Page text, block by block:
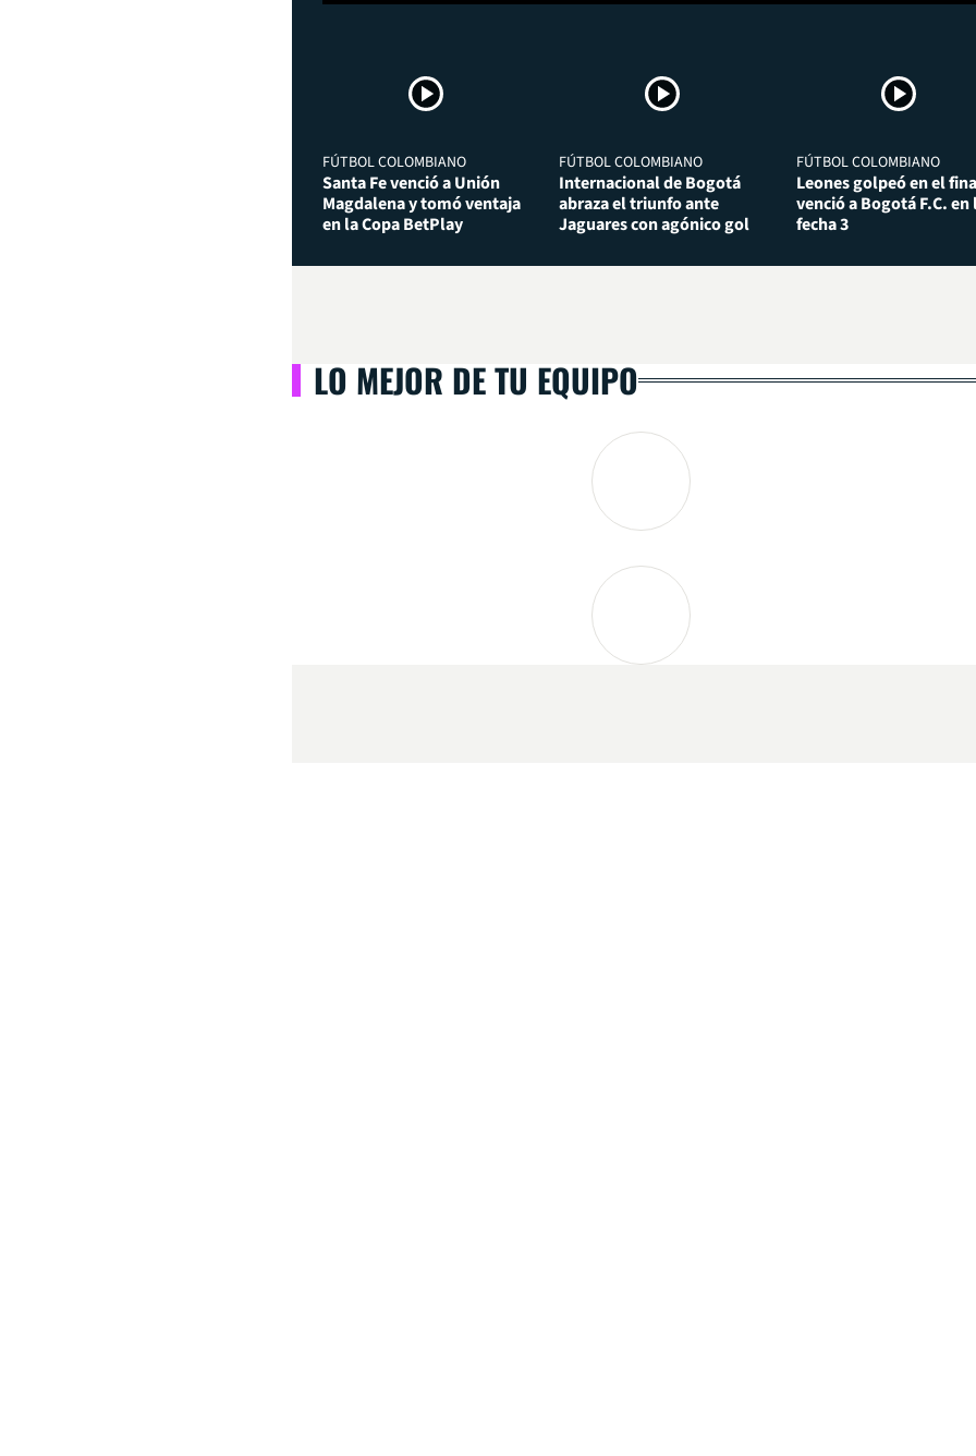
FÚTBOL COLOMBIANO
Santa Fe venció a Unión
Magdalena y tomó ventaja
en la Copa BetPlay
FÚTBOL COLOMBIANO
Internacional de Bogotá
abraza el triunfo ante
Jaguares con agónico gol
FÚTBOL COLOMBIANO
Leones golpeó en el
venció a Bogotá F.C. en
fecha 3
LO MEJOR DE TU EQUIPO